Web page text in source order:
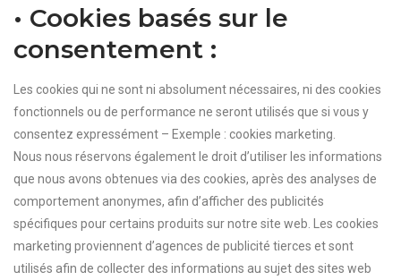
• Cookies basés sur le
consentement :
Les cookies qui ne sont ni absolument nécessaires, ni des cookies
fonctionnels ou de performance ne seront utilisés que si vous y
consentez expressément – Exemple : cookies marketing.
Nous nous réservons également le droit d’utiliser les informations
que nous avons obtenues via des cookies, après des analyses de
comportement anonymes, afin d’afficher des publicités
spécifiques pour certains produits sur notre site web. Les cookies
marketing proviennent d’agences de publicité tierces et sont
utilisés afin de collecter des informations au sujet des sites web